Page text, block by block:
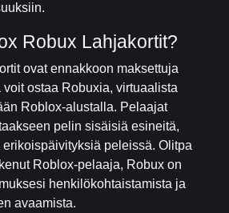
Robux Lahjakortit?
ovat ennakkoon maksettuja
ostaa Robuxia, virtuaalista
Roblox-alustalla. Pelaajat
pelin sisäisiä esineitä,
peleissä. Olitpa
Roblox-pelaaja, Robux on
henkilökohtaistamista ja
avaamista.